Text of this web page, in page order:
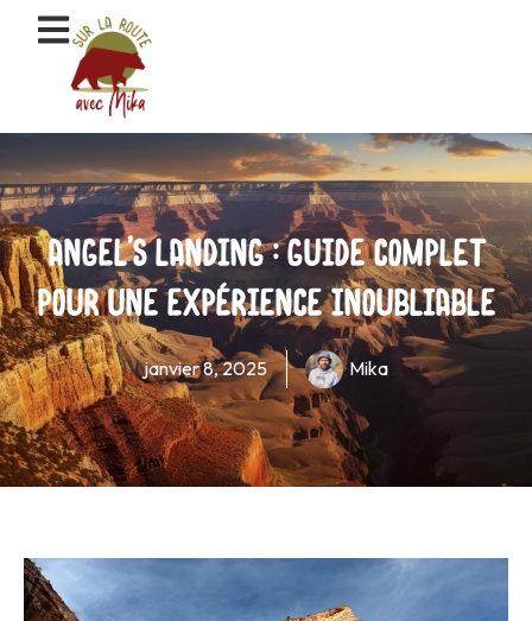
Angel’s Landing : guide complet
pour une expérience inoubliable
janvier 8, 2025 Mika